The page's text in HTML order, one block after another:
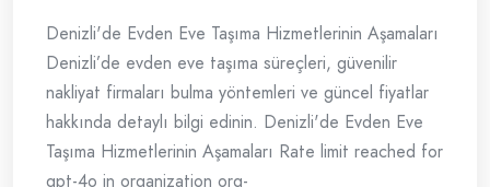
Denizli'de Evden Eve Taşıma Hizmetlerinin Aşamaları
Denizli’de evden eve taşıma süreçleri, güvenilir
nakliyat firmaları bulma yöntemleri ve güncel fiyatlar
hakkında detaylı bilgi edinin. Denizli'de Evden Eve
Taşıma Hizmetlerinin Aşamaları Rate limit reached for
gpt-4o in organization org-